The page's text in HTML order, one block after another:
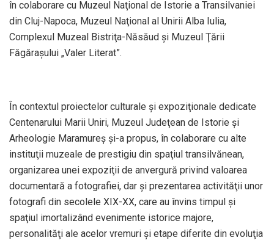
în colaborare cu Muzeul Naţional de Istorie a Transilvaniei
din Cluj-Napoca, Muzeul Naţional al Unirii Alba Iulia,
Complexul Muzeal Bistriţa-Năsăud şi Muzeul Ţării
Făgăraşului „Valer Literat”.
În contextul proiectelor culturale şi expoziţionale dedicate
Centenarului Marii Uniri, Muzeul Judeţean de Istorie şi
Arheologie Maramureş şi-a propus, în colaborare cu alte
instituţii muzeale de prestigiu din spaţiul transilvănean,
organizarea unei expoziţii de anvergură privind valoarea
documentară a fotografiei, dar şi prezentarea activităţii unor
fotografi din secolele XIX-XX, care au învins timpul şi
spaţiul imortalizând evenimente istorice majore,
personalităţi ale acelor vremuri şi etape diferite din evoluţia